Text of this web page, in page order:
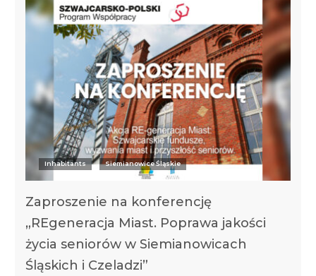
Inhabitants Siemianowice Śląskie
Zaproszenie na konferencję
„REgeneracja Miast. Poprawa jakości
życia seniorów w Siemianowicach
Śląskich i Czeladzi”